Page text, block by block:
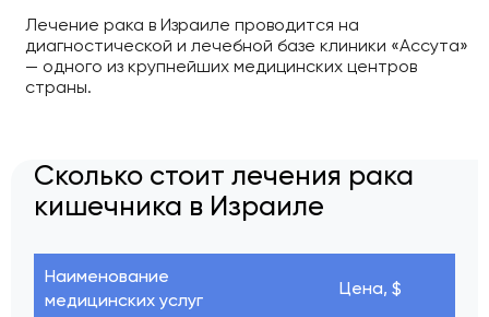
Лечение рака в Израиле проводится на
диагностической и лечебной базе клиники «Ассута»
— одного из крупнейших медицинских центров
страны.
Сколько стоит лечения рака
кишечника в Израиле
Наименование
медицинских услуг
Цена, $